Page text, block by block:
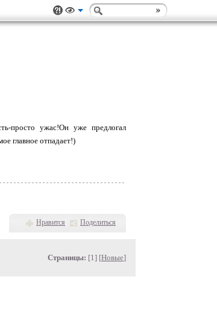
просто ужас!Он уже предлогал
главное отпадает!)
Нравится Поделиться
Страницы: [1] [Новые]